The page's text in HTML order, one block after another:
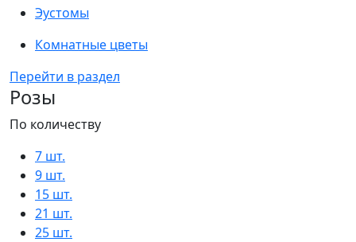
Эустомы
Комнатные цветы
Перейти в раздел
Розы
По количеству
7 шт.
9 шт.
15 шт.
21 шт.
25 шт.